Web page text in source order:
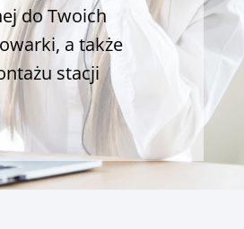
do Twoich
a także
stacji